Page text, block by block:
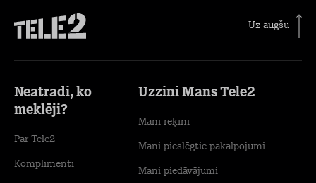
Uz augšu
Neatradi, ko
meklēji?
Par Tele2
Komplimenti
Uzzini Mans Tele2
Mani rēķini
Mani pieslēgtie pakalpojumi
Mani piedāvājumi